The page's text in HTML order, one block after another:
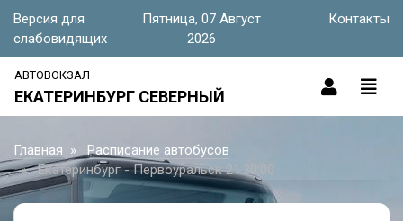
Версия для
слабовидящих
Пятница, 07 Август
2026
Контакты
АВТОВОКЗАЛ
ЕКАТЕРИНБУРГ СЕВЕРНЫЙ
Главная
Расписание автобусов
Екатеринбург - Первоуральск 21:30:00